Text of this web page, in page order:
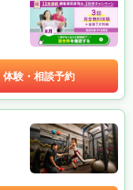
体験・相談予約